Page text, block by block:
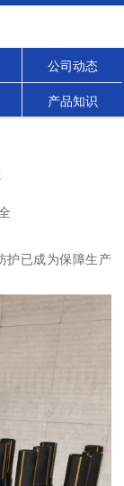
公司动态
产品知识
护已成为保障生产